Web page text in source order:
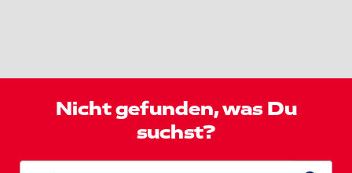
Nicht gefunden, was Du
suchst?